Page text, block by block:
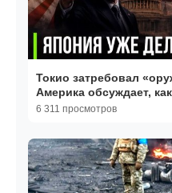
Токио затребовал
Америка обсуждает,
6 311 просмотров